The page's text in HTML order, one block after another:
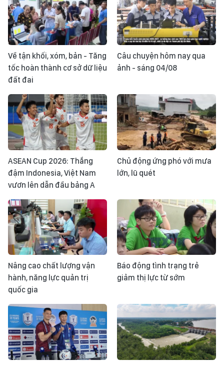
Về tận khối, xóm, bản - Tăng
tốc hoàn thành cơ sở dữ liệu
đất đai
Câu chuyện hôm nay qua
ảnh - sáng 04/08
ASEAN Cup 2026: Thắng
đậm Indonesia, Việt Nam
vươn lên dẫn đầu bảng A
Chủ động ứng phó với mưa
lớn, lũ quét
Nâng cao chất lượng vận
hành, năng lực quản trị
quốc gia
Báo động tình trạng trẻ
giảm thị lực từ sớm